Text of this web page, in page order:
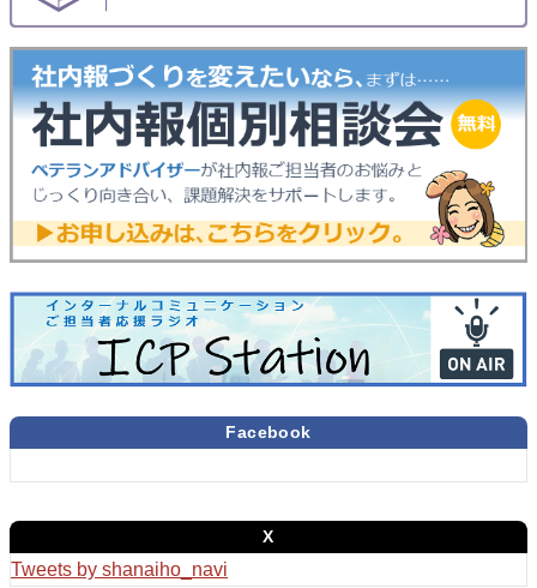
Facebook
X
Tweets by shanaiho_navi